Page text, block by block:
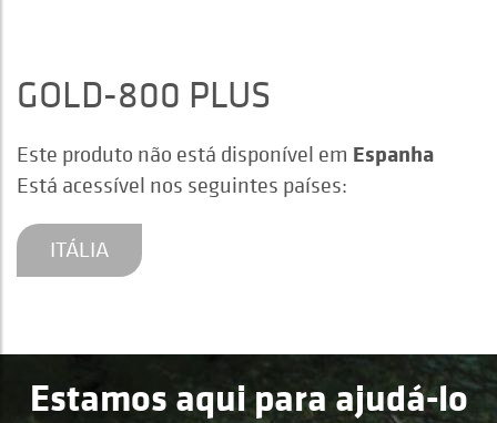
GOLD-800 PLUS
Este produto não está disponível em Espanha
Está acessível nos seguintes países:
ITÁLIA
Estamos aqui para ajudá-lo